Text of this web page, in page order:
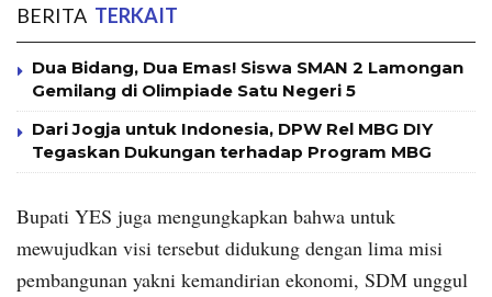
BERITA TERKAIT
Dua Bidang, Dua Emas! Siswa SMAN 2 Lamongan
Gemilang di Olimpiade Satu Negeri 5
Dari Jogja untuk Indonesia, DPW Rel MBG DIY
Tegaskan Dukungan terhadap Program MBG
Bupati YES juga mengungkapkan bahwa untuk
mewujudkan visi tersebut didukung dengan lima misi
pembangunan yakni kemandirian ekonomi, SDM unggul